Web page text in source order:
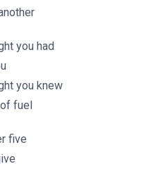
you had
you knew
fuel
five